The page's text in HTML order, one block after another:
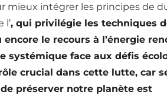
mieux intégrer les principes de
l’, qui privilégie les techniques
encore le recours à l’énergie
systémique face aux défis
crucial dans cette lutte, car
préserver notre planète est